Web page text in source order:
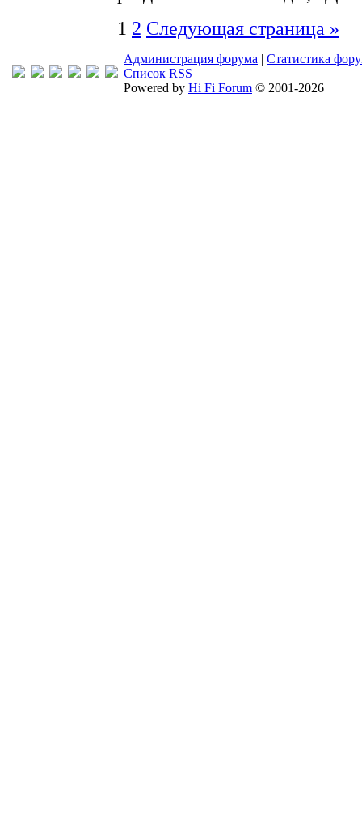
1 2 Следующая страница »
Администрация форума | Статистика
Список RSS
Powered by Hi Fi Forum © 2001-2026